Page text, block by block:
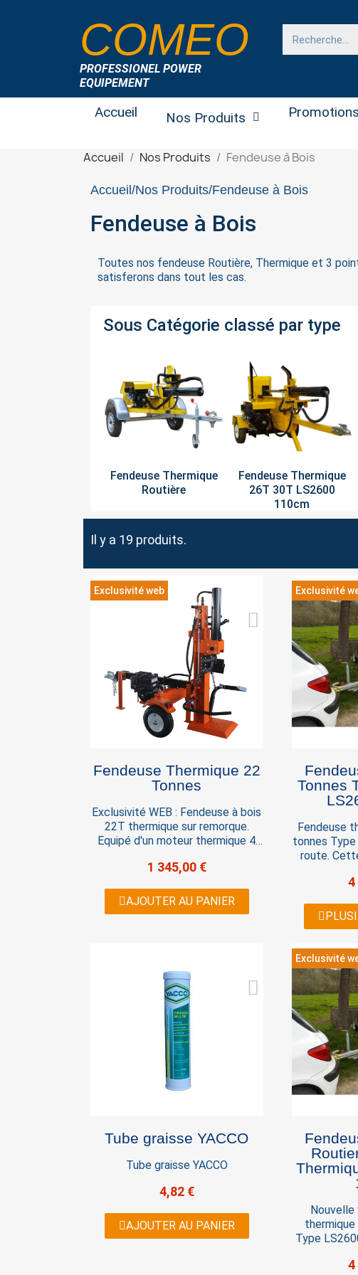
COMEO
PROFESSIONEL POWER
EQUIPEMENT
Accueil Nos Produits Promotions
Accueil Nos Produits Fendeuse à Bois
Accueil Nos Produits Fendeuse à Bois
Fendeuse à Bois
Toutes nos fendeuse Routière, Thermique et 3
satisferons dans tout les cas.
Sous Catégorie classé par type
Fendeuse Thermique
Routière
Fendeuse Thermique
26T 30T LS2600
110cm
Il y a 19 produits.
Exclusivité web
Fendeuse Thermique 22
Tonnes
Exclusivité WEB : Fendeuse à bois
22T thermique sur remorque.
Equipé d'un moteur thermique 4
hylow pour une puissance
de 22 tonnes pour des bûches
allant jusqu’à 63 cm de longueur.
(Longueur x largeur x hauteur) :
180 x 53 x 75
1 345,00 €
AJOUTER AU PANIER
Exclusivité
Tonnes
Fendeuse
tonnes
route.
route et4
Tube graisse YACCO
Tube graisse YACCO
4,82 €
AJOUTER AU PANIER
Exclusivité
Thermique 9CV
Nouvelle
Type
destinée4